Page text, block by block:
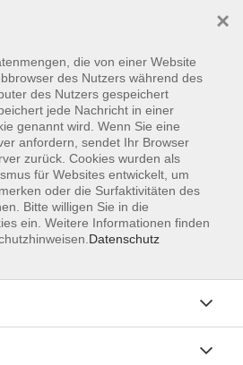
gefunden werden.
die von einer Website
des Nutzers während des
des Nutzers gespeichert
jede Nachricht in einer
genannt wird. Wenn Sie eine
anfordern, sendet Ihr Browser
zurück. Cookies wurden als
für Websites entwickelt, um
oder die Surfaktivitäten des
Bitte willigen Sie in die
ein. Weitere Informationen finden
Datenschutz
×